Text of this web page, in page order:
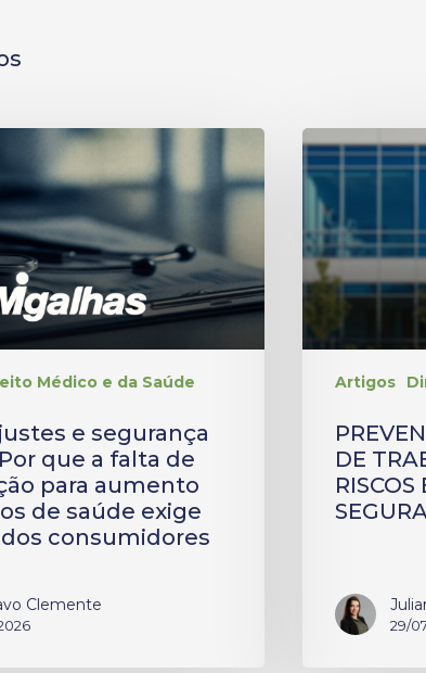
Médico e da Saúde
e segurança
que a falta de
para aumento
de saúde exige
consumidores
Clemente
Artigos
DE
29/